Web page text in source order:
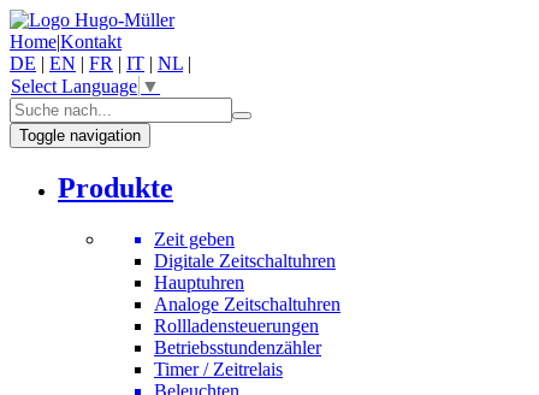
Home|Kontakt
DE | EN | FR | IT | NL |
Select Language ▼
Toggle navigation
Produkte
Zeit geben
Digitale Zeitschaltuhren
Hauptuhren
Analoge Zeitschaltuhren
Rollladensteuerungen
Betriebsstundenzähler
Timer / Zeitrelais